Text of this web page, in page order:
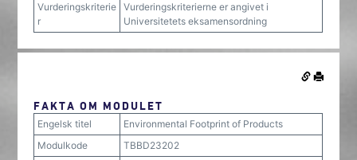
Vurderingskriterie
r
Vurderingskriterierne er angivet i
Universitetets eksamensordning
FAKTA OM MODULET
Engelsk titel
Environmental Footprint of Products
Modulkode
TBBD23202